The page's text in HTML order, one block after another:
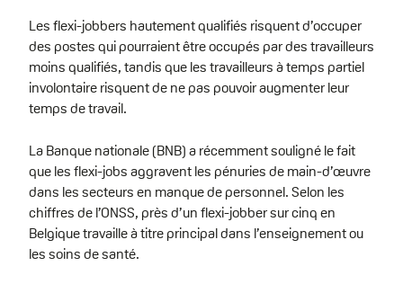
Les flexi-jobbers hautement qualifiés risquent d’occuper
des postes qui pourraient être occupés par des travailleurs
moins qualifiés, tandis que les travailleurs à temps partiel
involontaire risquent de ne pas pouvoir augmenter leur
temps de travail.
La Banque nationale (BNB) a récemment souligné le fait
que les flexi-jobs aggravent les pénuries de main-d’œuvre
dans les secteurs en manque de personnel. Selon les
chiffres de l’ONSS, près d’un flexi-jobber sur cinq en
Belgique travaille à titre principal dans l’enseignement ou
les soins de santé.